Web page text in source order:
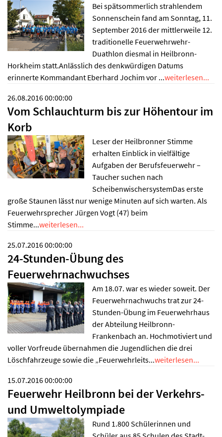
Bei spätsommerlich strahlendem
Sonnenschein fand am Sonntag, 11.
September 2016 der mittlerweile 12.
traditionelle Feuerwehrwehr-
Duathlon diesmal in Heilbronn-
Horkheim statt.Anlässlich des denkwürdigen Datums
erinnerte Kommandant Eberhard Jochim vor ...weiterlesen...
26.08.2016 00:00:00
Vom Schlauchturm bis zur Höhentour im
Korb
Leser der Heilbronner Stimme
erhalten Einblick in vielfältige
Aufgaben der Berufsfeuerwehr –
Taucher suchen nach
ScheibenwischersystemDas erste
große Staunen lässt nur wenige Minuten auf sich warten. Als
Feuerwehrsprecher Jürgen Vogt (47) beim
Stimme...weiterlesen...
25.07.2016 00:00:00
24-Stunden-Übung des
Feuerwehrnachwuchses
Am 18.07. war es wieder soweit. Der
Feuerwehrnachwuchs trat zur 24-
Stunden-Übung im Feuerwehrhaus
der Abteilung Heilbronn-
Frankenbach an. Hochmotiviert und
voller Vorfreude übernahmen die Jugendlichen die drei
Löschfahrzeuge sowie die „Feuerwehrleits...weiterlesen...
15.07.2016 00:00:00
Feuerwehr Heilbronn bei der Verkehrs-
und Umweltolympiade
Rund 1.800 Schülerinnen und